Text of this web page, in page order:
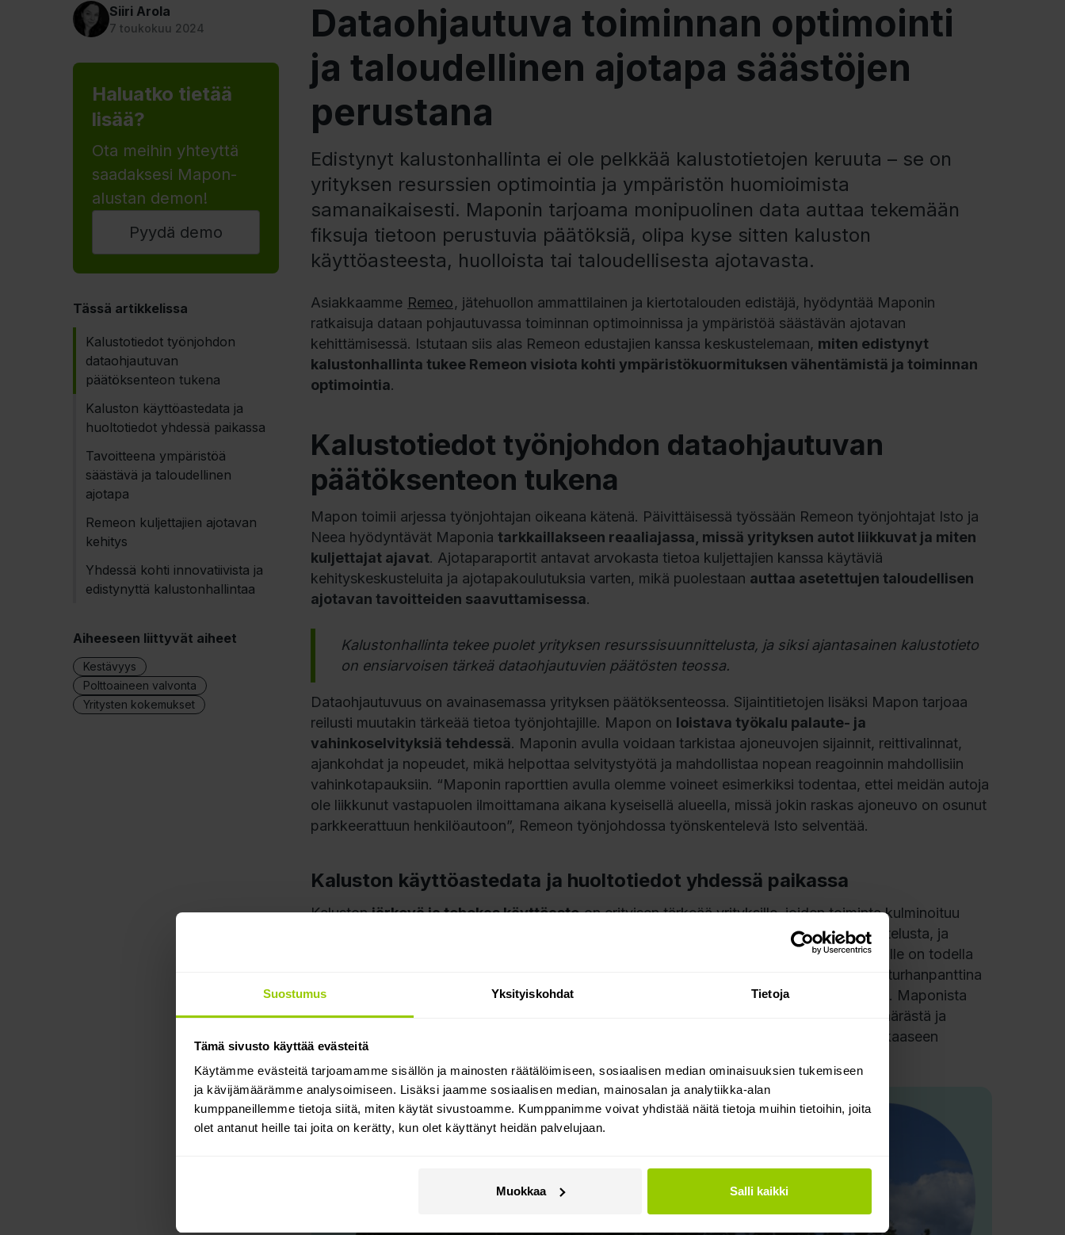
Suostumus Yksityiskohdat Tietoja
Tämä sivusto käyttää evästeitä
Käytämme evästeitä tarjoamamme sisällön ja mainosten räätälöimiseen, sosiaalisen median ominaisuuksien tukemiseen
ja kävijämäärämme analysoimiseen. Lisäksi jaamme sosiaalisen median, mainosalan ja analytiikka-alan
kumppaneillemme tietoja siitä, miten käytät sivustoamme. Kumppanimme voivat yhdistää näitä tietoja muihin tietoihin, joita
olet antanut heille tai joita on kerätty, kun olet käyttänyt heidän palvelujaan.
Muokkaa Salli kaikki
Siiri Arola
7 toukokuu 2024
Haluatko tietää
lisää?
Ota meihin yhteyttä
saadaksesi Mapon-
alustan demon!
Pyydä demo
Tässä artikkelissa
Kalustotiedot työnjohdon
dataohjautuvan
päätöksenteon tukena
Kaluston käyttöastedata ja
huoltotiedot yhdessä paikassa
Tavoitteena ympäristöä
säästävä ja taloudellinen
ajotapa
Remeon kuljettajien ajotavan
kehitys
Yhdessä kohti innovatiivista ja
edistynyttä kalustonhallintaa
Aiheeseen liittyvät aiheet
Kestävyys
Polttoaineen valvonta
Yritysten kokemukset
Dataohjautuva toiminnan optimointi
ja taloudellinen ajotapa säästöjen
perustana
Edistynyt kalustonhallinta ei ole pelkkää kalustotietojen keruuta – se on
yrityksen resurssien optimointia ja ympäristön huomioimista
samanaikaisesti. Maponin tarjoama monipuolinen data auttaa tekemään
fiksuja tietoon perustuvia päätöksiä, olipa kyse sitten kaluston
käyttöasteesta, huolloista tai taloudellisesta ajotavasta.
Asiakkaamme Remeo, jätehuollon ammattilainen ja kiertotalouden edistäjä, hyödyntää Maponin
ratkaisuja dataan pohjautuvassa toiminnan optimoinnissa ja ympäristöä säästävän ajotavan
kehittämisessä. Istutaan siis alas Remeon edustajien kanssa keskustelemaan, miten edistynyt
kalustonhallinta tukee Remeon visiota kohti ympäristökuormituksen vähentämistä ja toiminnan
optimointia.
Kalustotiedot työnjohdon dataohjautuvan
päätöksenteon tukena
Mapon toimii arjessa työnjohtajan oikeana kätenä. Päivittäisessä työssään Remeon työnjohtajat Isto ja
Neea hyödyntävät Maponia tarkkaillakseen reaaliajassa, missä yrityksen autot liikkuvat ja miten
kuljettajat ajavat. Ajotaparaportit antavat arvokasta tietoa kuljettajien kanssa käytäviä
kehityskeskusteluita ja ajotapakoulutuksia varten, mikä puolestaan auttaa asetettujen taloudellisen
ajotavan tavoitteiden saavuttamisessa.
Kalustonhallinta tekee puolet yrityksen resurssisuunnittelusta, ja siksi ajantasainen kalustotieto
on ensiarvoisen tärkeä dataohjautuvien päätösten teossa.
Dataohjautuvuus on avainasemassa yrityksen päätöksenteossa. Sijaintitietojen lisäksi Mapon tarjoaa
reilusti muutakin tärkeää tietoa työnjohtajille. Mapon on loistava työkalu palaute- ja
vahinkoselvityksiä tehdessä. Maponin avulla voidaan tarkistaa ajoneuvojen sijainnit, reittivalinnat,
ajankohdat ja nopeudet, mikä helpottaa selvitystyötä ja mahdollistaa nopean reagoinnin mahdollisiin
vahinkotapauksiin. “Maponin raporttien avulla olemme voineet esimerkiksi todentaa, ettei meidän autoja
ole liikkunut vastapuolen ilmoittamana aikana kyseisellä alueella, missä jokin raskas ajoneuvo on osunut
parkkeerattuun henkilöautoon”, Remeon työnjohdossa työnskentelevä Isto selventää.
Kaluston käyttöastedata ja huoltotiedot yhdessä paikassa
Kaluston järkevä ja tehokas käyttöasteon erityisen tärkeää yrityksille, joiden toiminta kulminoituu
ajoneuvokaluston ympärille. “Ylipäätään kalustonhallinta on 50% meidän resurssisuunnittelusta, ja
henkilö on se toinen puolikas. Meillä menee aina kuljettaja ja auto käsi kädessä. Siksi meille on todella
tärkeää, että meillä on oikea määrä kalustoa olemassa – siis ettei kalustoa seiso pihassa turhanpanttina
tai ettei olla jatkuvasti ilman autoja”, Remeon kehityspäällikkö Joonas Savolainen selittää. Maponista
saatavan käyttöastedatan perusteella voidaan tehdä päätelmiä optimaalisesta kalustomäärästä ja
hyödyntää sitä työvuorosuunnitteluun, jotta kaikki autot saadaan mahdollisimman tehokkaaseen